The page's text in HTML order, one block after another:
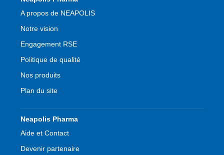
page
A propos de NEAPOLIS
Notre vision
Engagement RSE
Politique de qualité
Nos produits
Plan du site
Neapolis Pharma
Aide et Contact
Devenir partenaire